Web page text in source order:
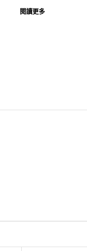
閱讀更多